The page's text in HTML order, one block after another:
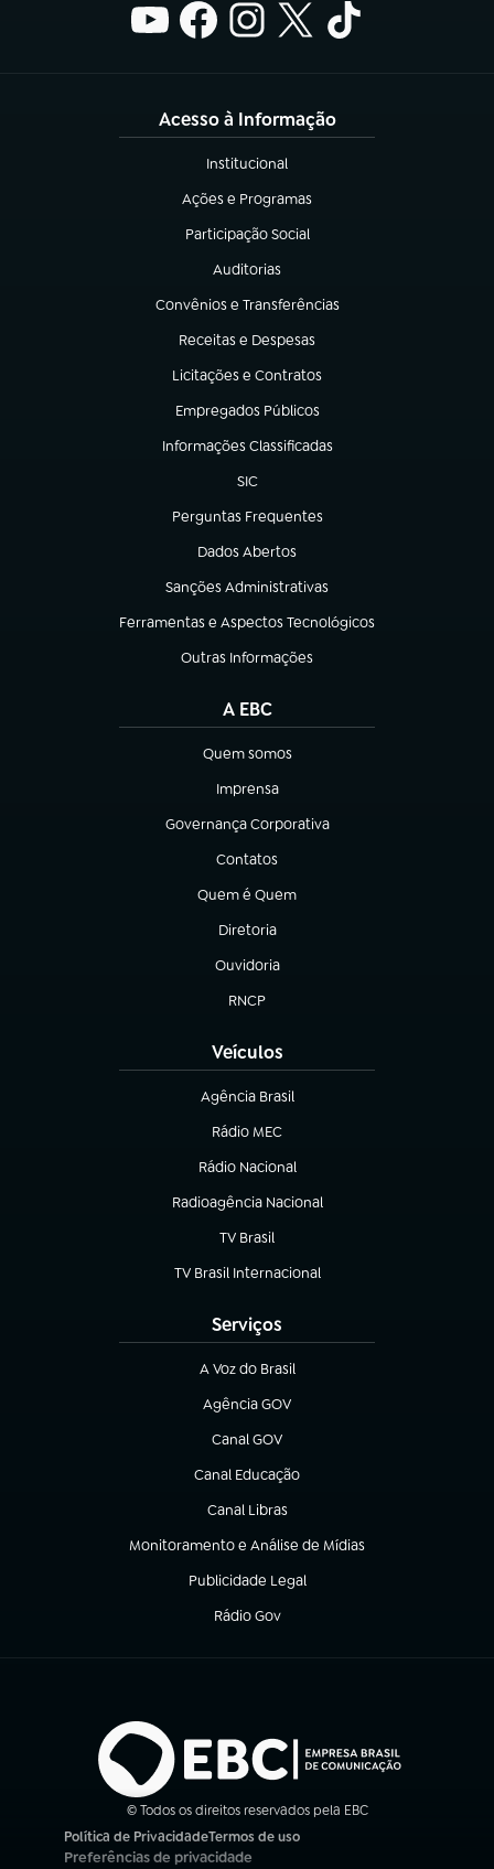
Acesso à Informação
Institucional
(abre em nova aba)
Ações e Programas
(abre em nova aba)
Participação Social
(abre em nova aba)
Auditorias
(abre em nova aba)
Convênios e Transferências
(abre em nova aba)
Receitas e Despesas
(abre em nova aba)
Licitações e Contratos
(abre em nova aba)
Empregados Públicos
(abre em nova aba)
Informações Classificadas
(abre em nova aba)
SIC
(abre em nova aba)
Perguntas Frequentes
(abre em nova aba)
Dados Abertos
(abre em nova aba)
Sanções Administrativas
(abre em nova aba)
Ferramentas e Aspectos Tecnológicos
(abre em nova aba)
Outras Informações
(abre em nova aba)
A EBC
Quem somos
(abre em nova aba)
Imprensa
(abre em nova aba)
Governança Corporativa
(abre em nova aba)
Contatos
(abre em nova aba)
Quem é Quem
(abre em nova aba)
Diretoria
(abre em nova aba)
Ouvidoria
(abre em nova aba)
RNCP
(abre em nova aba)
Veículos
Agência Brasil
(abre em nova aba)
Rádio MEC
Rádio Nacional
(abre em nova aba)
Radioagência Nacional
(abre em nova aba)
TV Brasil
(abre em nova aba)
TV Brasil Internacional
(abre em nova aba)
Serviços
A Voz do Brasil
(abre em nova aba)
Agência GOV
(abre em nova aba)
Canal GOV
(abre em nova aba)
Canal Educação
(abre em nova aba)
Canal Libras
(abre em nova aba)
Monitoramento e Análise de Mídias
(abre em nova aba)
Publicidade Legal
(abre em nova aba)
Rádio Gov
(abre em nova aba)
© Todos os direitos reservados pela EBC
Política de Privacidade
(abre em nova aba)
Termos de uso
(abre em nova aba)
Preferências de privacidade